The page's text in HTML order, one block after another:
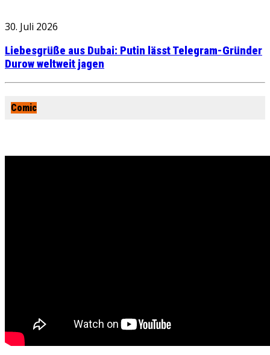
30. Juli 2026
Liebesgrüße aus Dubai: Putin lässt Telegram-Gründer
Durow weltweit jagen
Comic